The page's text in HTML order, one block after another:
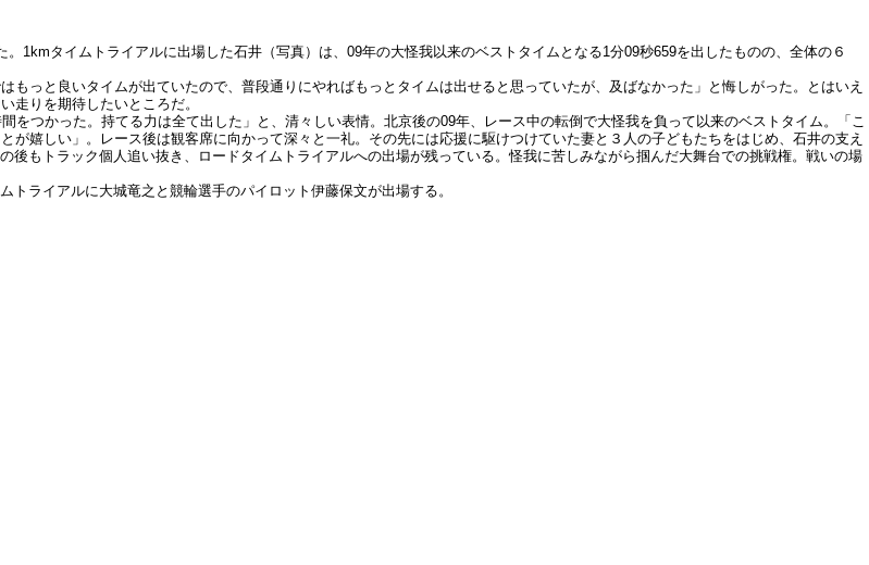
1kmタイムトライアルに出場した石井（写真）は、09年の大怪我以来のベストタイムとなる1分09秒659を出したものの、全体の６
っと良いタイムが出ていたので、普段通りにやればもっとタイムは出せると思っていたが、及ばなかった」と悔しがった。とはいえ
走りを期待したいところだ。
つかった。持てる力は全て出した」と、清々しい表情。北京後の09年、レース中の転倒で大怪我を負って以来のベストタイム。「こ
嬉しい」。レース後は観客席に向かって深々と一礼。その先には応援に駆けつけていた妻と３人の子どもたちをはじめ、石井の支え
もトラック個人追い抜き、ロードタイムトライアルへの出場が残っている。怪我に苦しみながら掴んだ大舞台での挑戦権。戦いの場
ライアルに大城竜之と競輪選手のパイロット伊藤保文が出場する。